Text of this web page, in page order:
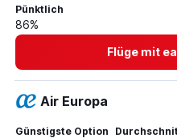
Pünktlich
86%
Flüge mit
Air Europa
Günstigste Option